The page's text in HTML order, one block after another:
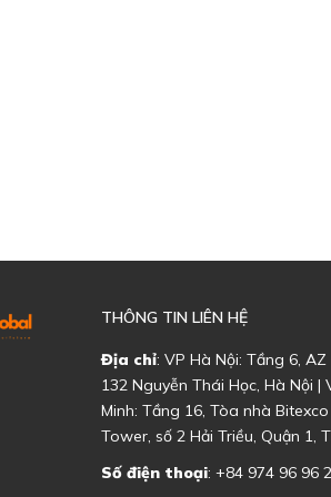
THÔNG TIN LIÊN HỆ
Địa chỉ: VP Hà Nội: Tầng 6, AZ
132 Nguyễn Thái Học, Hà Nội |
Minh: Tầng 16, Tòa nhà
Tower, số 2 Hải Triều, Quận 1,
Số điện thoại: +84 974 96 96